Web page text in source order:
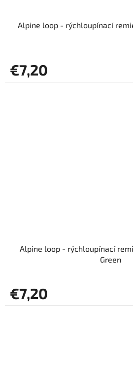
Alpine loop - rýchloupínací
€7,20
Alpine loop - rýchloupínací
Green
€7,20